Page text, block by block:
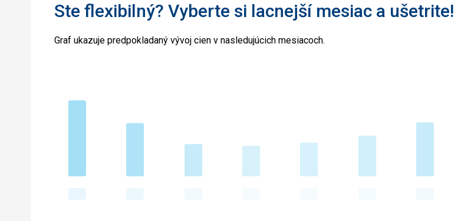
Ste flexibilný? Vyberte si lacnejší mesiac a ušetrite!
Graf ukazuje predpokladaný vývoj cien v nasledujúcich mesiacoch.